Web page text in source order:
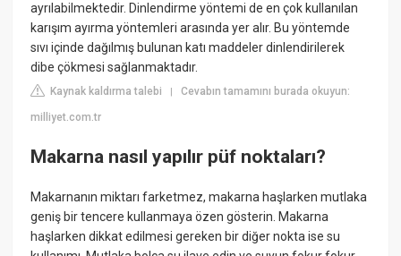
ayrılabilmektedir. Dinlendirme yöntemi de en çok kullanılan
karışım ayırma yöntemleri arasında yer alır. Bu yöntemde
sıvı içinde dağılmış bulunan katı maddeler dinlendirilerek
dibe çökmesi sağlanmaktadır.
Kaynak kaldırma talebi |Cevabın tamamını burada okuyun:
milliyet.com.tr
Makarna nasıl yapılır püf noktaları?
Makarnanın miktarı farketmez, makarna haşlarken mutlaka
geniş bir tencere kullanmaya özen gösterin. Makarna
haşlarken dikkat edilmesi gereken bir diğer nokta ise su